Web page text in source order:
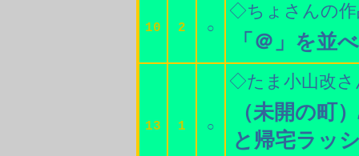
10 2 ○
◇ちょさんの作
「＠」を並
13 1 ○
◇たま小山改さ
（未開の町
と帰宅ラッ